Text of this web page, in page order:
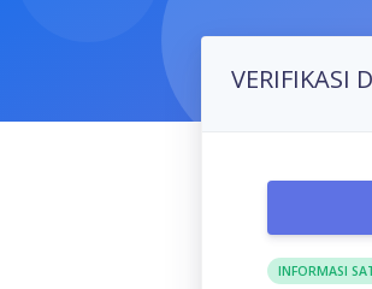
VERIFIKASI
INFORMASI